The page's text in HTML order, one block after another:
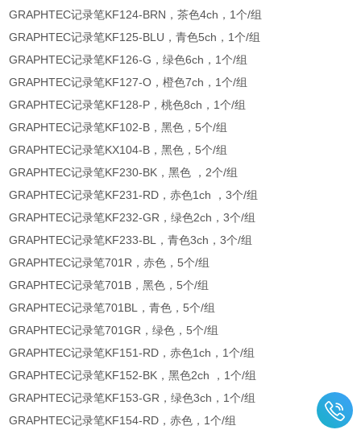
GRAPHTEC记录笔KF124-BRN，茶色4ch，1个/组
GRAPHTEC记录笔KF125-BLU，青色5ch，1个/组
GRAPHTEC记录笔KF126-G，绿色6ch，1个/组
GRAPHTEC记录笔KF127-O，橙色7ch，1个/组
GRAPHTEC记录笔KF128-P，桃色8ch，1个/组
GRAPHTEC记录笔KF102-B，黑色，5个/组
GRAPHTEC记录笔KX104-B，黑色，5个/组
GRAPHTEC记录笔KF230-BK，黑色 ，2个/组
GRAPHTEC记录笔KF231-RD，赤色1ch ，3个/组
GRAPHTEC记录笔KF232-GR，绿色2ch，3个/组
GRAPHTEC记录笔KF233-BL，青色3ch，3个/组
GRAPHTEC记录笔701R，赤色，5个/组
GRAPHTEC记录笔701B，黑色，5个/组
GRAPHTEC记录笔701BL，青色，5个/组
GRAPHTEC记录笔701GR，绿色，5个/组
GRAPHTEC记录笔KF151-RD，赤色1ch，1个/组
GRAPHTEC记录笔KF152-BK，黑色2ch ，1个/组
GRAPHTEC记录笔KF153-GR，绿色3ch，1个/组
GRAPHTEC记录笔KF154-RD，赤色，1个/组